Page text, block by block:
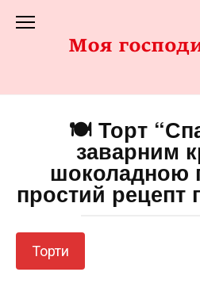
до
🍽️ Торт
заварним
шоколадною
простий рецепт
Торти